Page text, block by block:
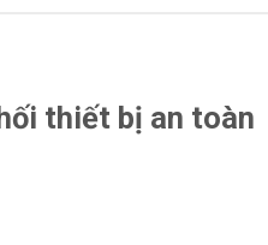
thiết bị an toàn